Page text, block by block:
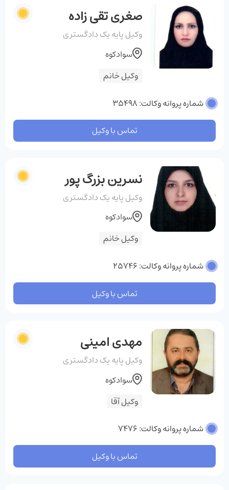
صغری تقی زاده
وکیل پایه یک دادگستری
وکیل خانم
سوادکوه
شماره پروانه وکالت: 35498
تماس با وکیل
نسرین بزرگ پور
وکیل پایه یک دادگستری
وکیل خانم
سوادکوه
شماره پروانه وکالت: 25746
تماس با وکیل
مهدی امینی
وکیل پایه یک دادگستری
وکیل آقا
سوادکوه
شماره پروانه وکالت: 7476
تماس با وکیل